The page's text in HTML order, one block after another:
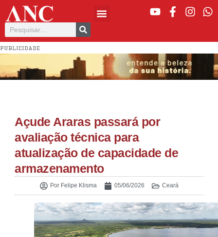
PUBLICIDADE
Açude Araras passará por
avaliação técnica para
atualização de capacidade de
armazenamento
PorFelipe Klisma 05/06/2026 Ceará